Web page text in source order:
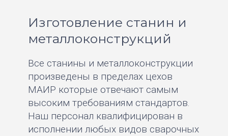
Изготовление станин и
металлоконструкций
Все станины и металлоконструкции
произведены в пределах цехов
МАИР которые отвечают самым
высоким требованиям стандартов.
Наш персонал квалифицирован в
исполнении любых видов сварочных